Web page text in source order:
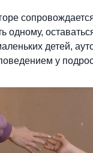
одному,
детей,
у